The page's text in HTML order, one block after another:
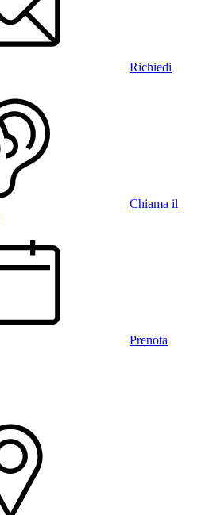
Richiedi
Chiama il
Prenota